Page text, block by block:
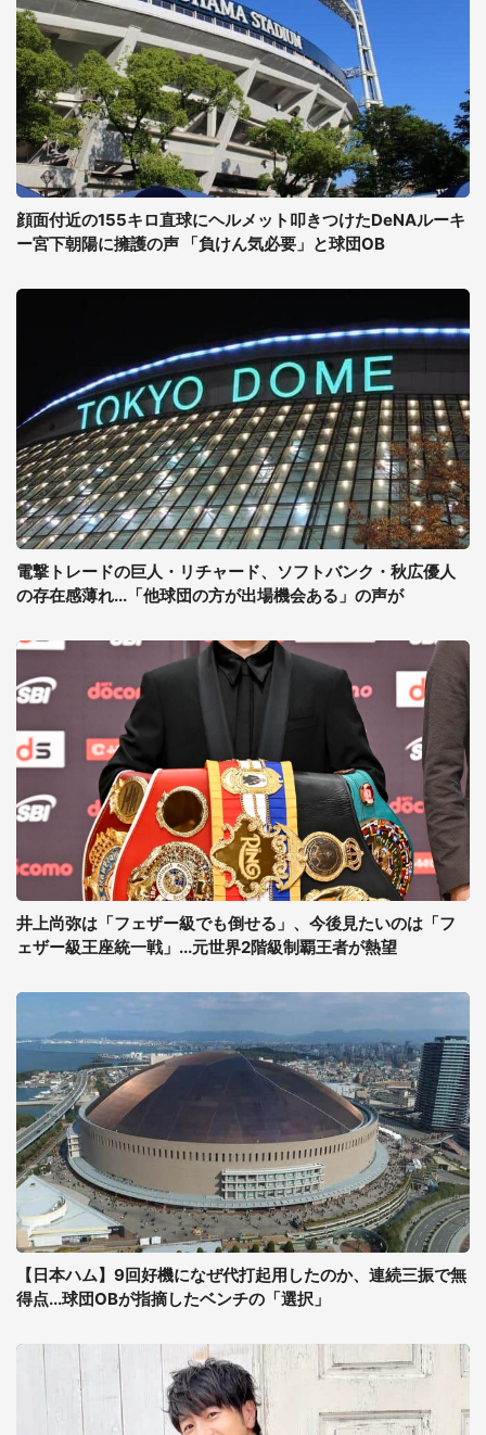
顔面付近の155キロ直球にヘルメット叩きつけたDeNAルーキ
ー宮下朝陽に擁護の声 「負けん気必要」と球団OB
電撃トレードの巨人・リチャード、ソフトバンク・秋広優人
の存在感薄れ...「他球団の方が出場機会ある」の声が
井上尚弥は「フェザー級でも倒せる」、今後見たいのは「フ
ェザー級王座統一戦」...元世界2階級制覇王者が熱望
【日本ハム】9回好機になぜ代打起用したのか、連続三振で無
得点...球団OBが指摘したベンチの「選択」